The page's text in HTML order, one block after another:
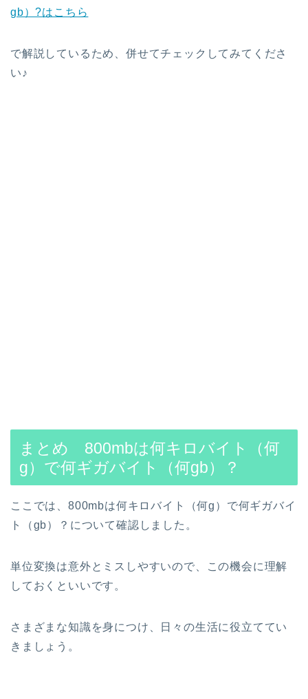
gb）?はこちら
で解説しているため、併せてチェックしてみてくださ
い♪
まとめ 800mbは何キロバイト（何
g）で何ギガバイト（何gb）？
ここでは、800mbは何キロバイト（何g）で何ギガバイ
ト（gb）？について確認しました。
単位変換は意外とミスしやすいので、この機会に理解
しておくといいです。
さまざまな知識を身につけ、日々の生活に役立ててい
きましょう。